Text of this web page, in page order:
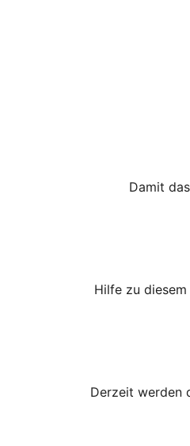
Damit
Hilfe zu
Derzeit werden